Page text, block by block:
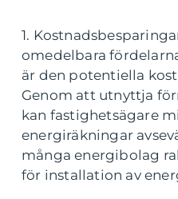
1.
omedelbara
är den potentiella
Genom att utnyttja
kan fastighetsägare
energiräkningar
många energibolag
för installation av